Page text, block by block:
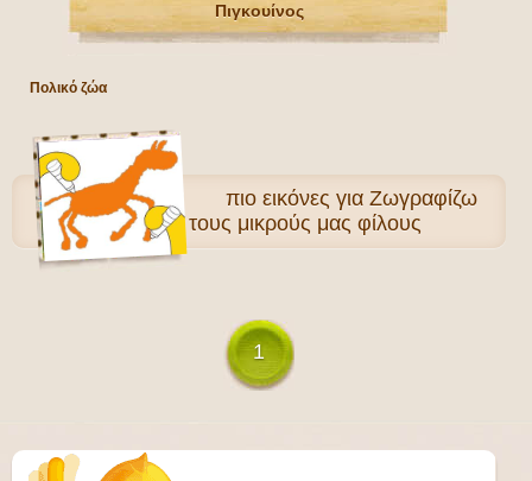
Πιγκουίνος
Πολικό ζώα
πιο εικόνες για Ζωγραφίζω
Ζώα για τους μικρούς μας φίλους
1